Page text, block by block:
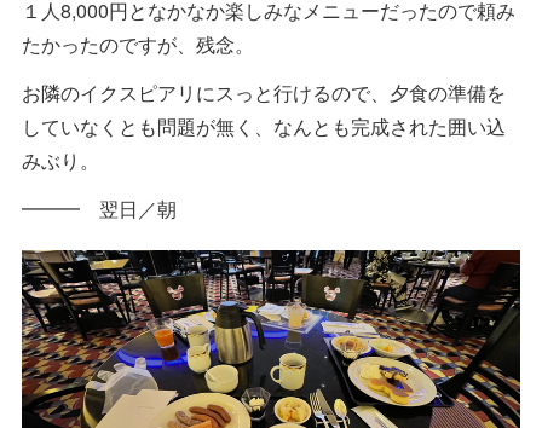
１人8,000円となかなか楽しみなメニューだったので頼み
たかったのですが、残念。
お隣のイクスピアリにスっと行けるので、夕食の準備を
していなくとも問題が無く、なんとも完成された囲い込
みぶり。
━━━ 翌日／朝